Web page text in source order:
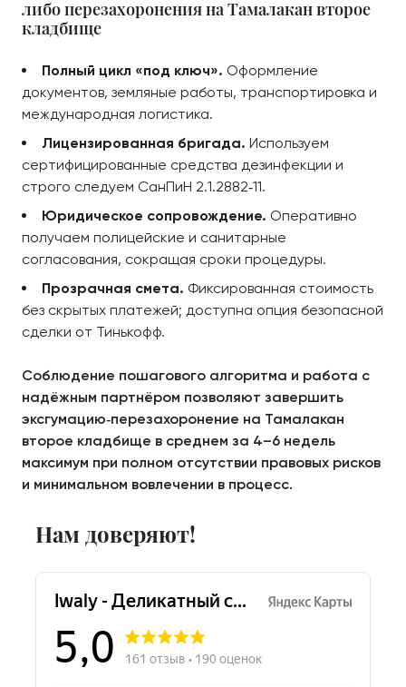
либо перезахоронения на Тамалакан второе
кладбище
Полный цикл «под ключ». Оформление
документов, земляные работы, транспортировка и
международная логистика.
Лицензированная бригада. Используем
сертифицированные средства дезинфекции и
строго следуем СанПиН 2.1.2882‑11.
Юридическое сопровождение. Оперативно
получаем полицейские и санитарные
согласования, сокращая сроки процедуры.
Прозрачная смета. Фиксированная стоимость
без скрытых платежей; доступна опция безопасной
сделки от Тинькофф.
Соблюдение пошагового алгоритма и работа с
надёжным партнёром позволяют завершить
эксгумацию‑перезахоронение на Тамалакан
второе кладбище в среднем за 4–6 недель
максимум при полном отсутствии правовых рисков
и минимальном вовлечении в процесс.
Нам доверяют!